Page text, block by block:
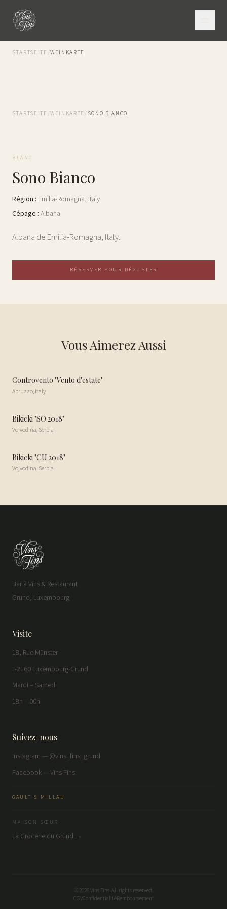
STARTSEITE /WEINKARTE
STARTSEITE /WEINKARTE/ SONO BIANCO
BLANC
Sono Bianco
Région : Emilia-Romagna, Italy
Cépage : Albana
Albana de Emilia-Romagna, Italy.
RÉSERVER POUR DÉGUSTER
Vous Aimerez Aussi
Controvento "Vento d'estate"
Abruzzo,Italy
Bikicki "SO 2018"
Vojvodina,Serbia
Bikicki "CU 2018"
Vojvodina,Serbia
Bar à Vins & Restaurant
Grund, Luxembourg
Visite
18, Rue Münster
L-2160 Luxembourg-Grund
Mardi – Samedi
18h – 00h
Suivez-nous
Instagram — @vins_fins_grund
Facebook — Vins Fins
GAULT & MILLAU
MAISON SŒUR
La Grocerie du Gründ →
© 2026Vins Fins. All rights reserved.
CGVConfidentialitéRemboursement